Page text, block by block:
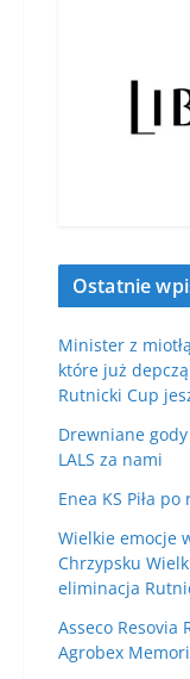
Ostatnie
Minister z
które już
Rutnicki Cup
Drewniane
LALS za nami
Enea KS Piła
Wielkie emocje
Chrzypsku
eliminacja
Asseco Resovia
Agrobex